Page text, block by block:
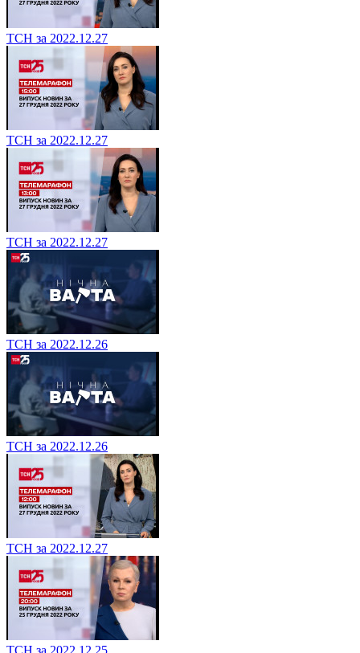
ТСН за 2022.12.27
ТСН за 2022.12.27
ТСН за 2022.12.27
ТСН за 2022.12.26
ТСН за 2022.12.26
ТСН за 2022.12.27
ТСН за 2022.12.25